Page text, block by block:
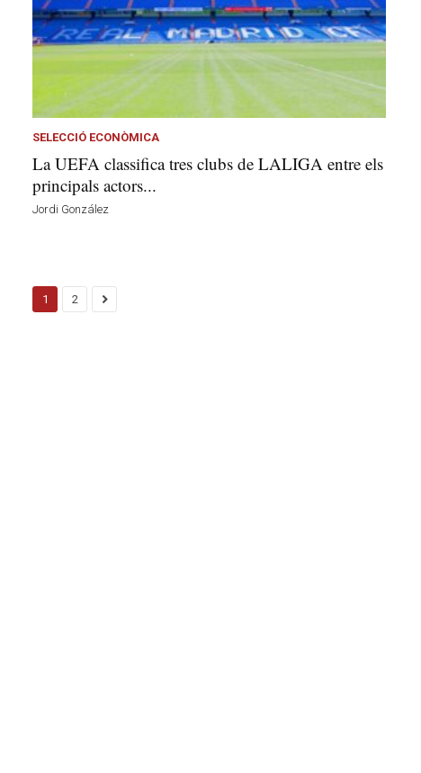
SELECCIÓ ECONÒMICA
La UEFA classifica tres clubs de LALIGA entre els
principals actors...
Jordi González
1 2